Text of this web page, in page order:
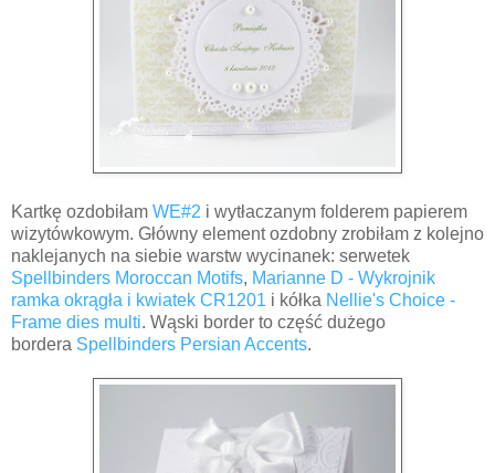
Kartkę ozdobiłam WE#2 i wytłaczanym folderem papierem
wizytówkowym. Główny element ozdobny zrobiłam z kolejno
naklejanych na siebie warstw wycinanek: serwetek
Spellbinders Moroccan Motifs, Marianne D - Wykrojnik
ramka okrągła i kwiatek CR1201 i kółka Nellie's Choice -
Frame dies multi. Wąski border to część dużego
bordera Spellbinders Persian Accents.